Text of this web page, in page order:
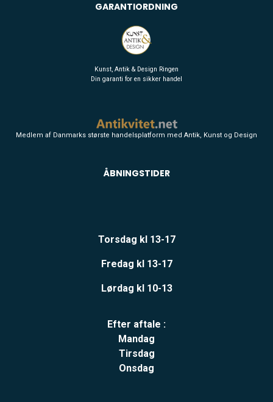
GARANTIORDNING
Kunst, Antik & Design Ringen
Din garanti for en sikker handel
Medlem af Danmarks største handelsplatform med Antik, Kunst og Design
ÅBNINGSTIDER
Torsdag kl 13-17
Fredag kl 13-17
Lørdag kl 10-13
Efter aftale :
Mandag
Tirsdag
Onsdag